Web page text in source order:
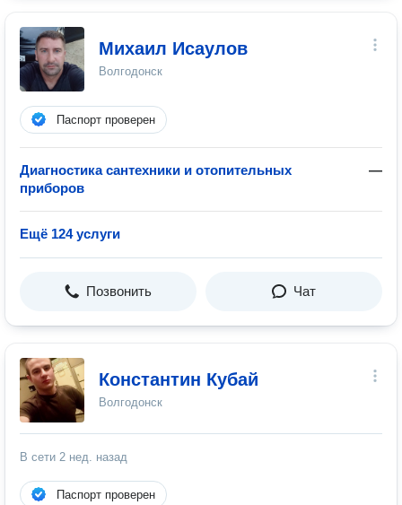
Михаил Исаулов
Волгодонск
Паспорт проверен
Диагностика сантехники и отопительных
приборов
—
Ещё 124 услуги
Позвонить Чат
Константин Кубай
Волгодонск
В сети 2 нед. назад
Паспорт проверен